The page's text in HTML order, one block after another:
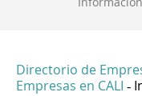
Directorio de
Empresas en CALI -